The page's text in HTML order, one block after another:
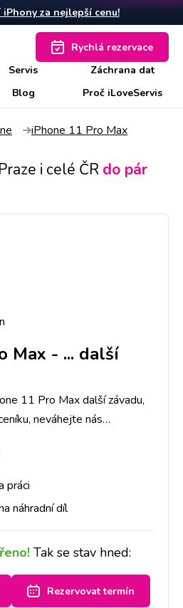
iPhony za nejlepší cenu!
Servis
Záchrana dat
Blog Proč iLoveServis
Rychlá rezervace
iPhone 11 Pro Max
i celé ČR do pár
Max - ... další
11 Pro Max další závadu,
neváhejte nás
práci
náhradní díl
Tak se stav hned:
Rezervovat termín